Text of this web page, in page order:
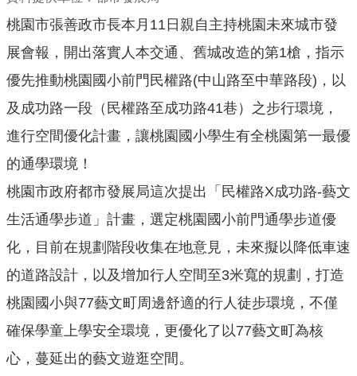
們
關
通
錄
業
務
資
民
服
務
政
資
桃園市張善政市長本月11日親自主持桃園未來城市發
展會報，開出落實人本交通、舊城改造的第1槍，指示
優先推動桃園國小前門民權路(中山路至中華路段)，以
及成功路一段（民權路至成功路41巷）之步行環境，
進行空間優化計畫，讓桃園國小學生有全桃園第一最優
的通學環境！
桃園市政府都市發展局這次提出「民權路X成功路-藝文
生活通學步道」計畫，選定桃園國小前門通學步道優
化，目前在規劃階段收集在地意見，未來擬以降低車速
的道路設計，以及增加行人空間至3米寬的規劃，打造
桃園國小與77藝文町周邊舒適的行人徒步環境，不僅
確保學童上學安全環境，更優化了以77藝文町為核
心，蔓延出的藝文遊逛空間。